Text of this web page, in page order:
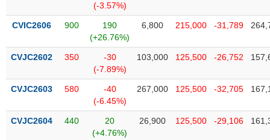
(-3.57%)
CVIC2606 900
190
(+26.76%)
6,800 215,000 -31,789
CVJC2602 350
-30
(-7.89%)
103,000 125,500 -26,752
CVJC2603 580
-40
(-6.45%)
267,000 125,500 -32,705
CVJC2604 440
20
(+4.76%)
26,900 125,500 -29,106
tạo